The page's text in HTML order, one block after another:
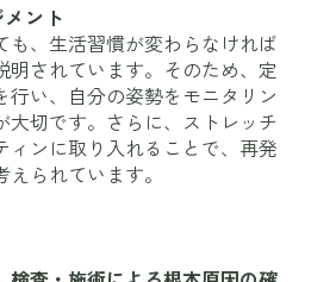
ント
も、生活習慣が変わらなければ
明されています。そのため、定
行い、自分の姿勢をモニタリン
大切です。さらに、ストレッチ
ィンに取り入れることで、再発
られています。